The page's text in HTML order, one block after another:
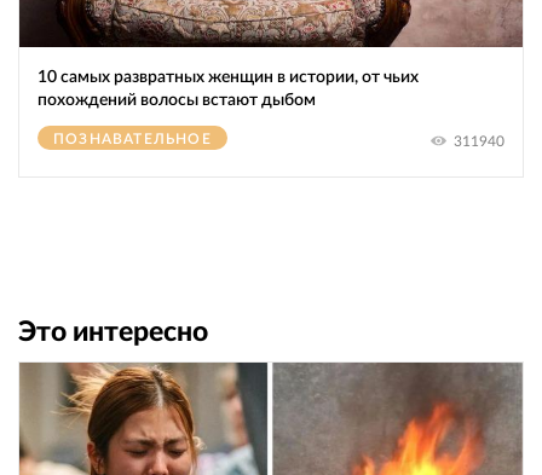
10 самых развратных женщин в истории, от чьих
похождений волосы встают дыбом
ПОЗНАВАТЕЛЬНОЕ 311940
Это интересно